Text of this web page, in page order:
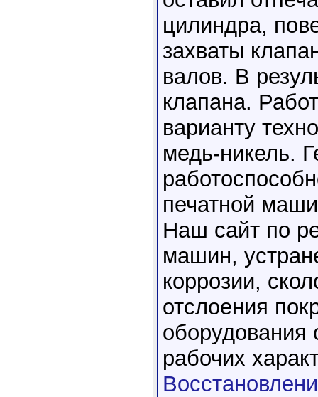
цилиндра,
захваты
валов. В
клапана.
варианту
медь-никель.
печатной
Наш сайт по
машин,
коррозии,
отслоения
оборудования
рабочих